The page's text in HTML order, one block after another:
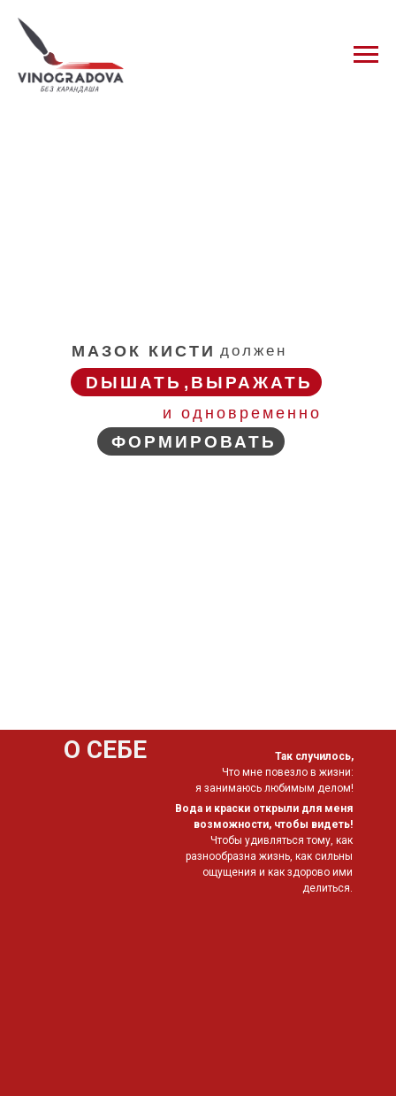
МАЗОК КИСТИ должен
DЫШАТЬ ,ВЫРАЖАТЬ
и одновременно
ФОРМИРОВАТЬ
Так случилось,
Что мне повезло в жизни:
я занимаюсь любимым делом!
Вода и краски открыли для меня
возможности, чтобы видеть!
Чтобы удивляться тому, как
разнообразна жизнь, как сильны
ощущения и как здорово ими
делиться.
О СЕБЕ